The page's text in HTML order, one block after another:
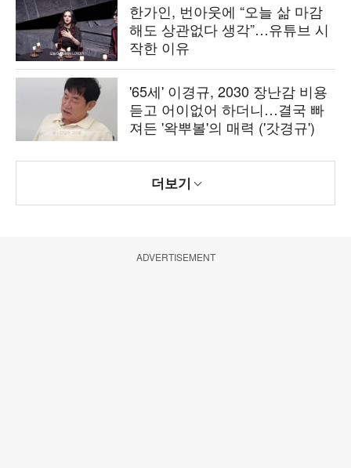
한가인, 번아웃에 “오늘 삶 마감
해도 상관없다 생각”…유튜브 시
작한 이유
'65세' 이경규, 2030 장난감 비용
듣고 어이없어 하더니…결국 빠
져든 '왁뿌볼'의 매력 ('갓경규')
더보기
ADVERTISEMENT